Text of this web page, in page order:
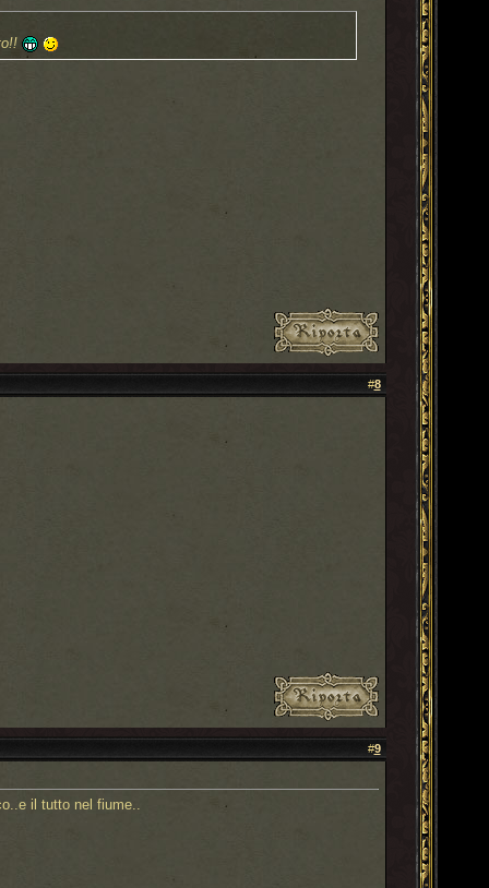
#8
#9
il tutto nel fiume..